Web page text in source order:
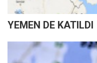
YEMEN DE KATILDI